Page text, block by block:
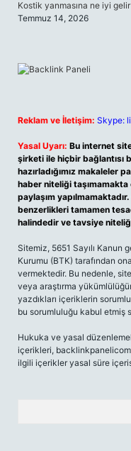
Kostik yanmasına ne iyi
Temmuz 14, 2026
Reklam ve İletişim: Skype:
Yasal Uyarı: Bu internet
şirketi ile hiçbir bağlantısı
hazırladığımız makaleler
haber niteliği
paylaşım
benzerlikleri tamamen
halindedir ve tavsiye
Sitemiz, 5651 Sayılı Kanun
Kurumu (BTK) tarafından
vermektedir. Bu nedenle,
veya araştırma
yazdıkları içeriklerin
bu sorumluluğu kabul etmiş
Hukuka ve yasal
içerikleri,
ilgili içerikler yasal süre